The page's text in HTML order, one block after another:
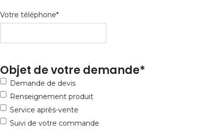
Votre téléphone*
Objet de votre demande*
Demande de devis
Renseignement produit
Service après-vente
Suivi de votre commande